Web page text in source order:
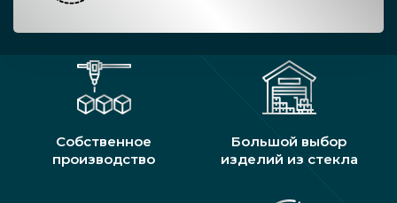
Собственное
производство
Большой выбор
изделий из стекла